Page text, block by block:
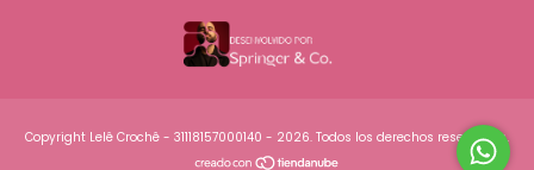
Copyright Lelê Crochê - 31118157000140 - 2026. Todos los derechos reservados.